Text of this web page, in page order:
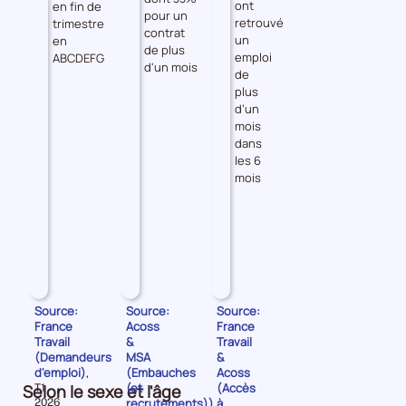
en fin de
trimestre
en
ABCDEFG
Source:
France
Travail
(Demandeurs
d'emploi),
Données
pour
T1
2026
pour un
contrat
de plus
d'un mois
Source:
Acoss
&
MSA
(Embauches
(et
ont
retrouvé
un
emploi
de
plus
d’un
mois
dans
les 6
mois
Source:
France
Travail
&
Acoss
(Accès
Selon le sexe et l'âge